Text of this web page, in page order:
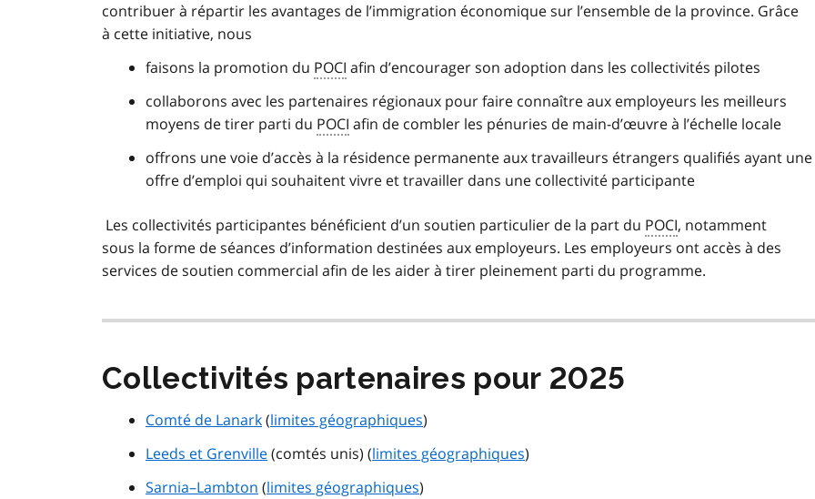
contribuer à répartir les avantages de l’immigration économique sur l’ensemble de la province. Grâce
à cette initiative, nous
faisons la promotion du POCI afin d’encourager son adoption dans les collectivités pilotes
collaborons avec les partenaires régionaux pour faire connaître aux employeurs les meilleurs
moyens de tirer parti du POCI afin de combler les pénuries de main-d’œuvre à l’échelle locale
offrons une voie d’accès à la résidence permanente aux travailleurs étrangers qualifiés ayant une
offre d’emploi qui souhaitent vivre et travailler dans une collectivité participante
Les collectivités participantes bénéficient d’un soutien particulier de la part du POCI, notamment
sous la forme de séances d’information destinées aux employeurs. Les employeurs ont accès à des
services de soutien commercial afin de les aider à tirer pleinement parti du programme.
Collectivités partenaires pour 2025
Comté de Lanark(limites géographiques)
Leeds et Grenville(comtés unis) (limites géographiques)
Sarnia–Lambton (limites géographiques)